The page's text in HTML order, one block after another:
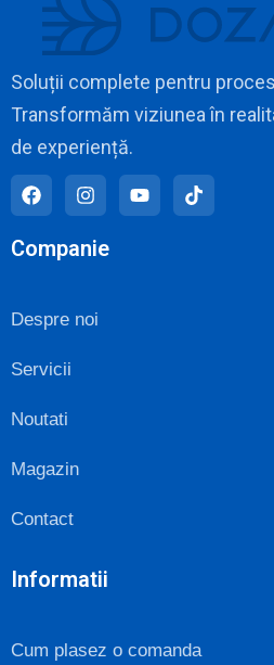
Soluții complete pentru
Transformăm viziunea în
de experiență.
Companie
Despre noi
Servicii
Noutati
Magazin
Contact
Informatii
Cum plasez o comanda